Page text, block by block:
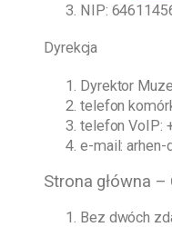
NIP:
Dyrekcja
Dyrektor
telefon
telefon VoIP:
e-mail:arhen-
Strona główna
Bez dwóch